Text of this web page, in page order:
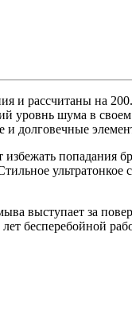
и рассчитаны на
уровнь шума в
и долговечные
попадания
ультратонкое
выступает за
бесперебойной